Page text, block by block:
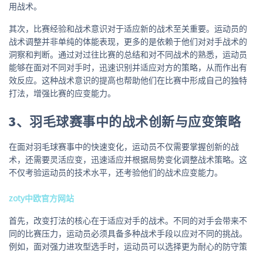
用战术。
其次，比赛经验和战术意识对于适应新的战术至关重要。运动员的
战术调整并非单纯的体能表现，更多的是依赖于他们对对手战术的
洞察和判断。通过对过往比赛的总结和对不同战术的熟悉，运动员
能够在面对不同对手时，迅速识别并适应对方的策略，从而作出有
效反应。这种战术意识的提高也帮助他们在比赛中形成自己的独特
打法，增强比赛的应变能力。
3、羽毛球赛事中的战术创新与应变策略
在面对羽毛球赛事中的快速变化，运动员不仅需要掌握创新的战
术，还需要灵活应变，迅速适应并根据局势变化调整战术策略。这
不仅考验运动员的技术水平，还考验他们的战术应变能力。
zoty中欧官方网站
首先，改变打法的核心在于适应对手的战术。不同的对手会带来不
同的比赛压力，运动员必须具备多种战术手段以应对不同的挑战。
例如，面对强力进攻型选手时，运动员可以选择更为耐心的防守策